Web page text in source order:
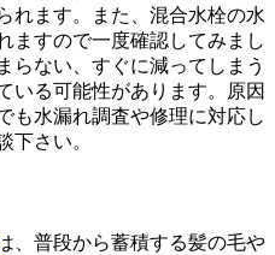
れます。また、混合水栓の水
ますので一度確認してみまし
らない、すぐに減ってしまう
いる可能性があります。原因
も水漏れ調査や修理に対応し
下さい。
、普段から蓄積する髪の毛や